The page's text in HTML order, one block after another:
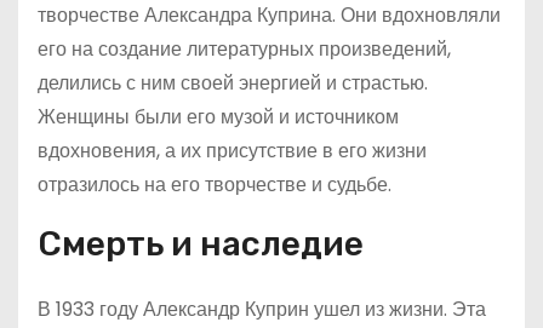
творчестве Александра Куприна. Они вдохновляли
его на создание литературных произведений,
делились с ним своей энергией и страстью.
Женщины были его музой и источником
вдохновения, а их присутствие в его жизни
отразилось на его творчестве и судьбе.
Смерть и наследие
В 1933 году Александр Куприн ушел из жизни. Эта